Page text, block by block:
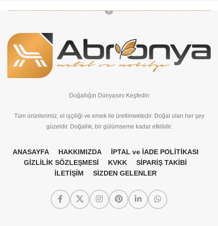
Doğallığın Dünyasını Keşfedin
Tüm ürünlerimiz, el işçiliği ve emek ile üretilmektedir. Doğal olan her şey
güzeldir. Doğallık, bir gülümseme kadar etkilidir.
ANASAYFA HAKKIMIZDA
İPTAL ve İADE POLİTİKASI
GİZLİLİK SÖZLEŞMESİ
KVKK
SİPARİŞ TAKİBİ
İLETİŞİM
SİZDEN GELENLER